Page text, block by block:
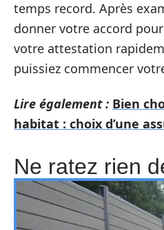
temps record. Après
donner votre accord
votre attestation
puissiez commencer
Lire également : Bien
habitat : choix d’une
Ne ratez rien